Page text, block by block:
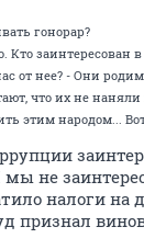
гонорар?
Кто заинтересован
от нее? - Они
что их не
этим народом...
мы не
налоги на
признал